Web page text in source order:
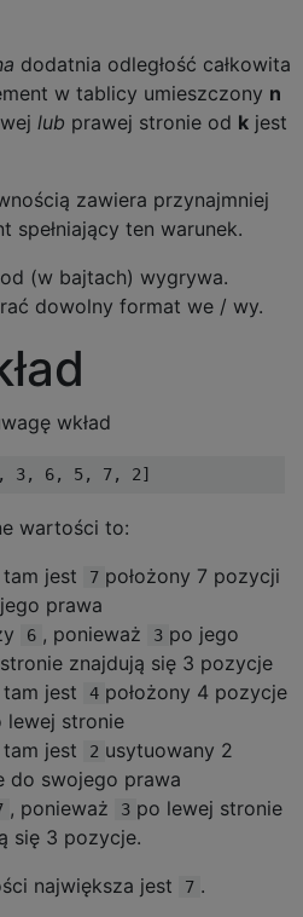
dodatnia odległość całkowita
w tablicy umieszczony n
lub prawej stronie od k jest
zawiera przynajmniej
spełniający ten warunek.
(w bajtach) wygrywa.
dowolny format we / wy.
wkład
wartości to:
jest 7 położony 7 pozycji
prawa
6 , ponieważ 3 po jego
znajdują się 3 pozycje
jest 4 położony 4 pozycje
lewej stronie
jest 2 usytuowany 2
do swojego prawa
, ponieważ 3 po lewej stronie
się 3 pozycje.
największa jest
7 .